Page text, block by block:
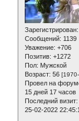
Зарегистрирован
Сообщений: 1139
Уважение: +706
Позитив: +1272
Пол: Мужской
Возраст: 56
Провел на
15 дней 17 часов
Последний визит:
25-02-2022